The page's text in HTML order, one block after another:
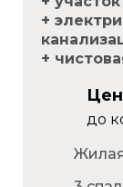
+
+
до